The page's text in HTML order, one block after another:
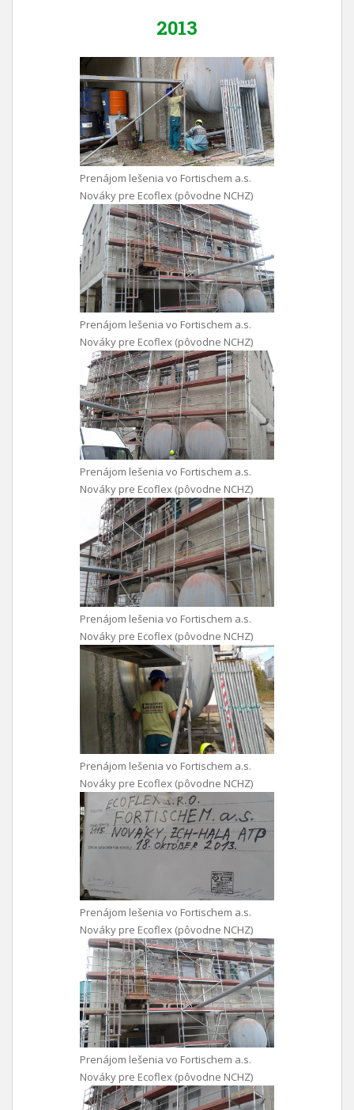
2013
Prenájom lešenia vo Fortischem a.s.
Nováky pre Ecoflex (pôvodne NCHZ)
Prenájom lešenia vo Fortischem a.s.
Nováky pre Ecoflex (pôvodne NCHZ)
Prenájom lešenia vo Fortischem a.s.
Nováky pre Ecoflex (pôvodne NCHZ)
Prenájom lešenia vo Fortischem a.s.
Nováky pre Ecoflex (pôvodne NCHZ)
Prenájom lešenia vo Fortischem a.s.
Nováky pre Ecoflex (pôvodne NCHZ)
Prenájom lešenia vo Fortischem a.s.
Nováky pre Ecoflex (pôvodne NCHZ)
Prenájom lešenia vo Fortischem a.s.
Nováky pre Ecoflex (pôvodne NCHZ)